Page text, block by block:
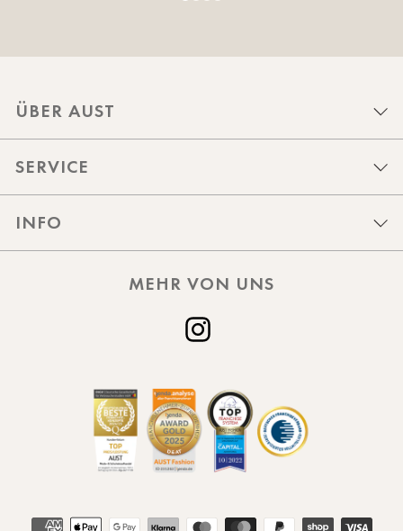
ÜBER AUST
SERVICE
INFO
MEHR VON UNS